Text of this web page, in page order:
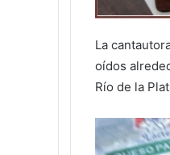
La
oídos
Río de la